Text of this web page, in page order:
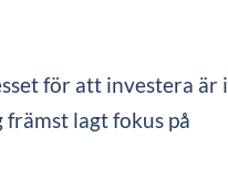
för att investera är i
lagt fokus på